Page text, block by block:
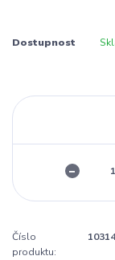
Dostupnost
Číslo
produktu: